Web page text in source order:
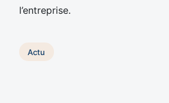
l’entreprise.
Actu